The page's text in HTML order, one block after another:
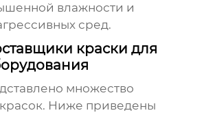
влажности и
сред.
краски для
множество
Ниже приведены